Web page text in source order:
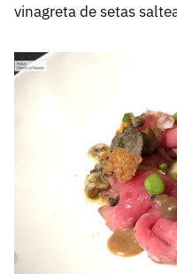
vinagreta de setas